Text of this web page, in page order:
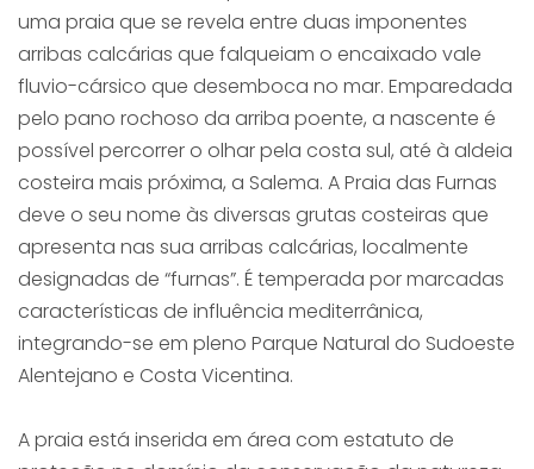
uma praia que se revela entre duas imponentes
arribas calcárias que falqueiam o encaixado vale
fluvio-cársico que desemboca no mar. Emparedada
pelo pano rochoso da arriba poente, a nascente é
possível percorrer o olhar pela costa sul, até à aldeia
costeira mais próxima, a Salema. A Praia das Furnas
deve o seu nome às diversas grutas costeiras que
apresenta nas sua arribas calcárias, localmente
designadas de “furnas”. É temperada por marcadas
características de influência mediterrânica,
integrando-se em pleno Parque Natural do Sudoeste
Alentejano e Costa Vicentina.
A praia está inserida em área com estatuto de